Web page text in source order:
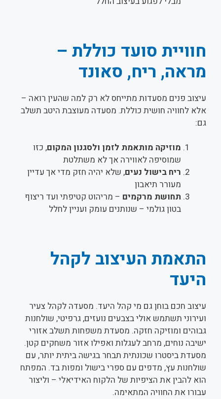
חוויית סועד כוללת –
מראה, ריח, סאונד
עיצוב פנים מסעדות מתייחס לא רק למה שהעין רואה –
אלא לחוויה חושית כוללת. מסעדה מעוצבת היטב תשלב
גם:
מוזיקה מותאמת לזמן ולסגנון המקום, כזו
שמוסיפה לאווירה אך לא משתלטת
ריח בישול נעים, שלא יהיה חזק מדי אך עדיין
מעורר תיאבון
תחושת מרקמים – מריהוט קטיפתי ועד ריצוף
בטון גולמי – שנותנים עומק ועניין לחלל
התאמת העיצוב לקהל
היעד
עיצוב חכם בוחן גם מי קהל היעד. מסעדה לקהל צעיר
ועירוני תשתמש אולי בצבעים נועזים, גרפיטי, שולחנות
גבוהים ומוזיקה חזקה. מסעדת משפחות תשלב אזורי
ישיבה נוחים, מרחב לעגלות ואפילו אזור משחקים קטן.
מסעדת ביסטרו שכונתית תבחר בגישה ביתית יותר, עם
שולחנות עץ, מדפים עם ספרי בישול ומפות בד. המפתח
הוא להבין את הציפיות של הלקוח האידיאלי – וליצור
עבורו את החוויה המתאימה.